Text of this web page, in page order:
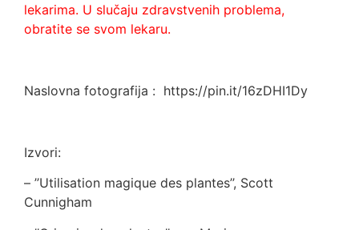
lekarima. U slučaju zdravstvenih problema,
obratite se svom lekaru.
Naslovna fotografija : https://pin.it/16zDHI1Dy
Izvori:
– ’’Utilisation magique des plantes’’, Scott
Cunnigham